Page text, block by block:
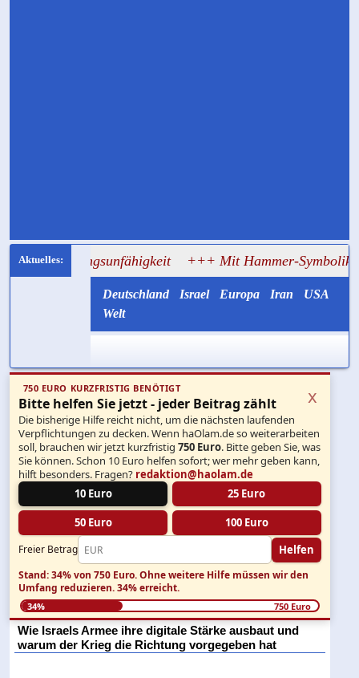
+++ Mit Hammer-Symbolik und
Deutschland Israel Europa Iran
USA
Welt
750 EURO KURZFRISTIG BENÖTIGT
Bitte helfen Sie jetzt - jeder Beitrag zählt
Die bisherige Hilfe reicht nicht, um die nächsten laufenden
Verpflichtungen zu decken. Wenn haOlam.de so weiterarbeiten
soll, brauchen wir jetzt kurzfristig750 Euro. Bitte geben Sie, was
Sie können. Schon 10 Euro helfen sofort; wer mehr geben kann,
hilft besonders. Fragen? redaktion@haolam.de
10 Euro
25 Euro
50 Euro 100 Euro
Freier Betrag Helfen
x
Stand: 34% von 750 Euro.Ohne weitere Hilfe müssen wir den
Umfang reduzieren.34% erreicht.
34% 750 Euro
Wie Israels Armee ihre digitale Stärke ausbaut und
warum der Krieg die Richtung vorgegeben hat